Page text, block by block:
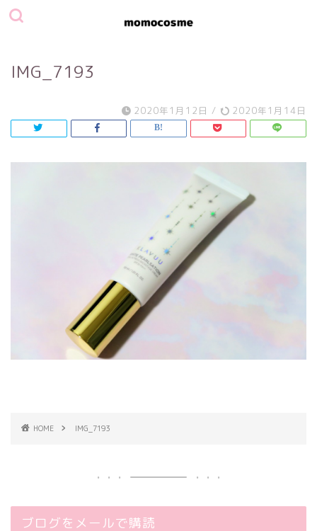
IMG_7193
2020年1月12日 / 2020年1月14日
HOME IMG_7193
ブログをメールで購読